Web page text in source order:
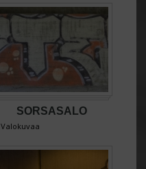
SORSASALO
Valokuvaa